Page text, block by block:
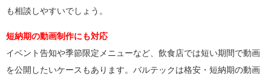
も相談しやすいでしょう。
短納期の動画制作にも対応
イベント告知や季節限定メニューなど、飲食店では短い期間で動画
を公開したいケースもあります。バルテックは格安・短納期の動画